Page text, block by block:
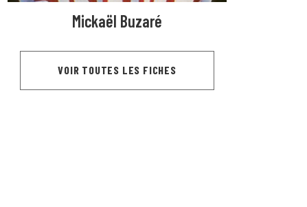
Mickaël Buzaré
VOIR TOUTES LES FICHES